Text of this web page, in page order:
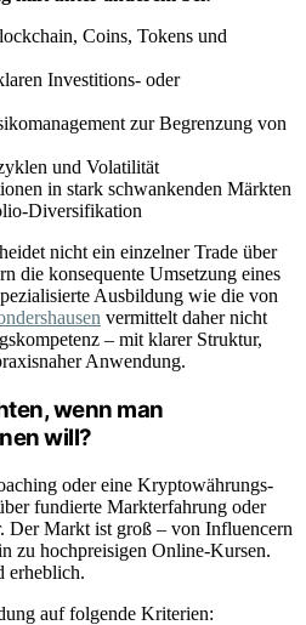
Coins, Tokens und
Investitions- oder
zur Begrenzung von
und Volatilität
in stark schwankenden Märkten
Diversifikation
nicht ein einzelner Trade über
die konsequente Umsetzung eines
Ausbildung wie die von
vermittelt daher nicht
– mit klarer Struktur,
Anwendung.
wenn man
will?
oder eine Kryptowährungs-
fundierte Markterfahrung oder
Der Markt ist groß – von Influencern
zu hochpreisigen Online-Kursen.
erheblich.
auf folgende Kriterien: